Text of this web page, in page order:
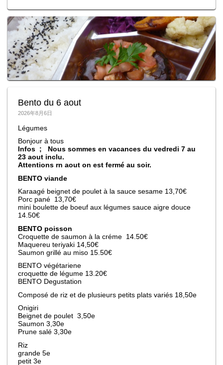
Bento du 6 aout
2026年8月6日
Légumes
Bonjour à tous
Infos ; Nous sommes en vacances du vedredi 7 au
23 aout inclu.
Attentions rn aout on est fermé au soir.
BENTO viande
Karaagé beignet de poulet à la sauce sesame 13,70€
Porc pané 13,70€
mini boulette de boeuf aux légumes sauce aigre douce
14.50€
BENTO poisson
Croquette de saumon à la créme 14.50€
Maquereu teriyaki 14,50€
Saumon grillé au miso 15.50€
BENTO végétariene
croquette de légume 13.20€
BENTO Degustation
Composé de riz et de plusieurs petits plats variés 18,50e
Onigiri
Beignet de poulet 3,50e
Saumon 3,30e
Prune salé 3,30e
Riz
grande 5e
petit 3e